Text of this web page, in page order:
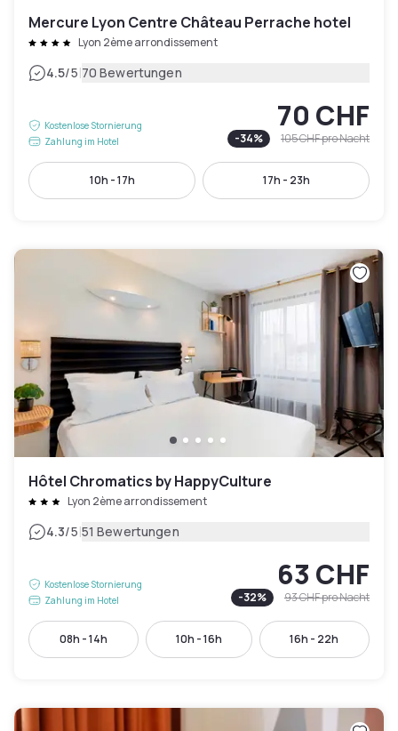
Mercure Lyon Centre Château Perrache hotel
Lyon 2ème arrondissement
4.5/5|70 Bewertungen
Kostenlose Stornierung
Zahlung im Hotel
70 CHF
-34% 105 CHFpro Nacht
10h - 17h 17h - 23h
Hôtel Chromatics by HappyCulture
Lyon 2ème arrondissement
4.3/5|51 Bewertungen
Kostenlose Stornierung
Zahlung im Hotel
63 CHF
-32% 93 CHFpro Nacht
08h - 14h 10h - 16h 16h - 22h